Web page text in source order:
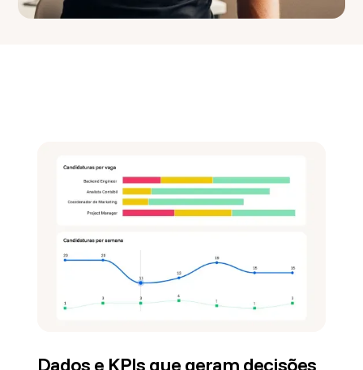
Dados e KPIs que geram decisões